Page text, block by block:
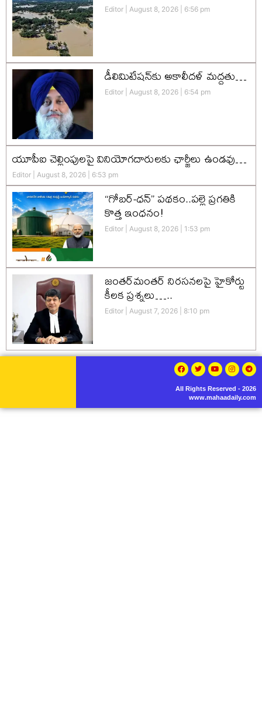
Editor August 8, 2026 6:56 pm
డీలిమిటేషన్‌కు అకాలీదళ్‌ మద్దతు…
Editor August 8, 2026 6:54 pm
యూపీఐ చెల్లింపులపై వినియోగదారులకు ఛార్జీలు ఉండవు…
Editor August 8, 2026 6:53 pm
“గోబర్-ధన్” పథకం..పల్లె ప్రగతికి
కొత్త ఇంధనం!
Editor August 8, 2026 1:53 pm
జంతర్‌మంతర్ నిరసనలపై హైకోర్టు
కీలక ప్రశ్నలు…..
Editor August 7, 2026 8:10 pm
All Rights Reserved - 2026
www.mahaadaily.com